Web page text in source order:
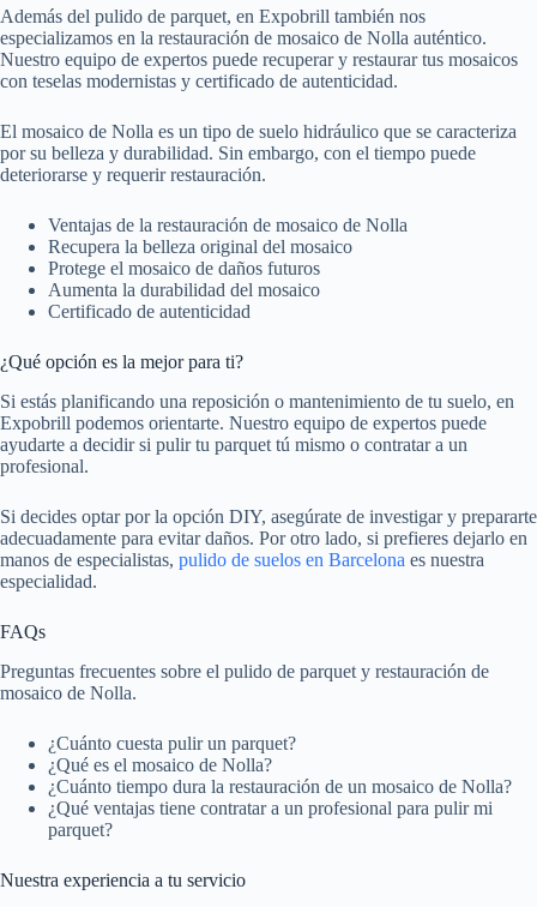
Además del pulido de parquet, en Expobrill también nos
especializamos en la restauración de mosaico de Nolla auténtico.
Nuestro equipo de expertos puede recuperar y restaurar tus mosaicos
con teselas modernistas y certificado de autenticidad.
El mosaico de Nolla es un tipo de suelo hidráulico que se caracteriza
por su belleza y durabilidad. Sin embargo, con el tiempo puede
deteriorarse y requerir restauración.
Ventajas de la restauración de mosaico de Nolla
Recupera la belleza original del mosaico
Protege el mosaico de daños futuros
Aumenta la durabilidad del mosaico
Certificado de autenticidad
¿Qué opción es la mejor para ti?
Si estás planificando una reposición o mantenimiento de tu suelo, en
Expobrill podemos orientarte. Nuestro equipo de expertos puede
ayudarte a decidir si pulir tu parquet tú mismo o contratar a un
profesional.
Si decides optar por la opción DIY, asegúrate de investigar y prepararte
adecuadamente para evitar daños. Por otro lado, si prefieres dejarlo en
manos de especialistas, pulido de suelos en Barcelona es nuestra
especialidad.
FAQs
Preguntas frecuentes sobre el pulido de parquet y restauración de
mosaico de Nolla.
¿Cuánto cuesta pulir un parquet?
¿Qué es el mosaico de Nolla?
¿Cuánto tiempo dura la restauración de un mosaico de Nolla?
¿Qué ventajas tiene contratar a un profesional para pulir mi
parquet?
Nuestra experiencia a tu servicio